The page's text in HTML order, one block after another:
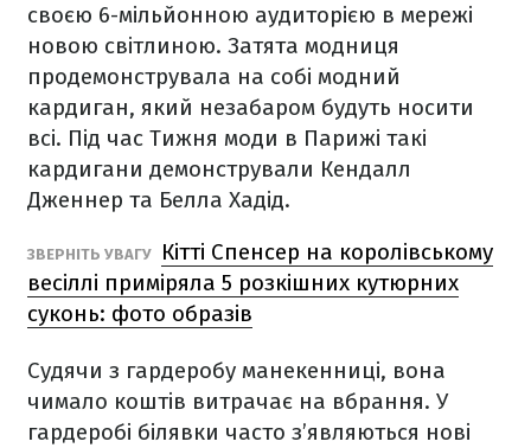
своєю 6-мільйонною аудиторією в мережі
новою світлиною. Затята модниця
продемонструвала на собі модний
кардиган, який незабаром будуть носити
всі. Під час Тижня моди в Парижі такі
кардигани демонстрували Кендалл
Дженнер та Белла Хадід.
ЗВЕРНІТЬ УВАГУ
Кітті Спенсер на королівському
весіллі приміряла 5 розкішних кутюрних
суконь: фото образів
Судячи з гардеробу манекенниці, вона
чимало коштів витрачає на вбрання. У
гардеробі білявки часто з’являються нові